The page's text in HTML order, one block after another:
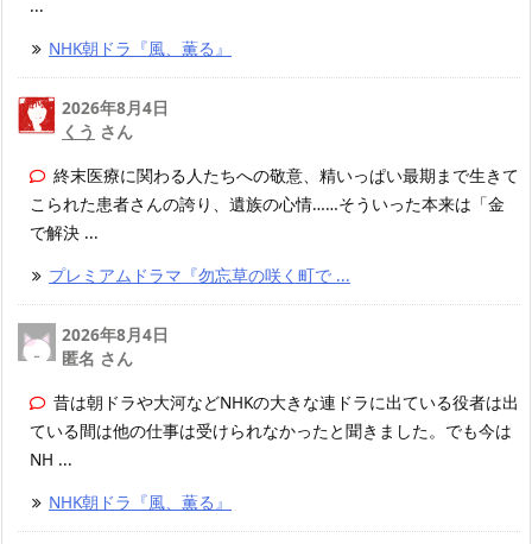
...
NHK朝ドラ『風、薫る』
2026年8月4日
くう さん
終末医療に関わる人たちへの敬意、精いっぱい最期まで生きて
こられた患者さんの誇り、遺族の心情……そういった本来は「金
で解決 ...
プレミアムドラマ『勿忘草の咲く町で ...
2026年8月4日
匿名 さん
昔は朝ドラや大河などNHKの大きな連ドラに出ている役者は出
ている間は他の仕事は受けられなかったと聞きました。でも今は
NH ...
NHK朝ドラ『風、薫る』